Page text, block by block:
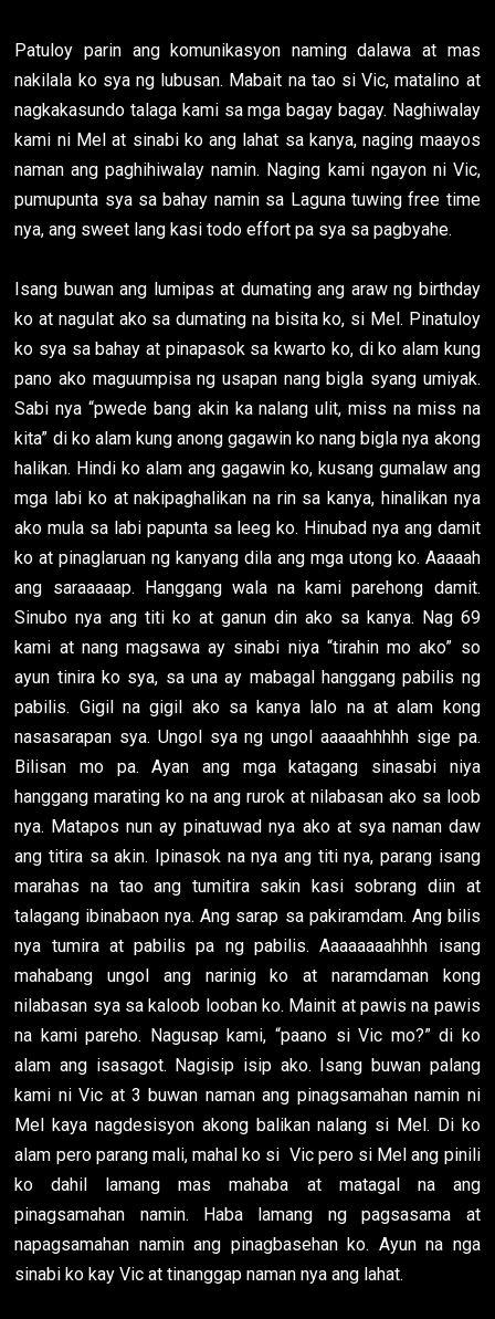
Patuloy parin ang komunikasyon naming dalawa at mas
nakilala ko sya ng lubusan. Mabait na tao si Vic, matalino at
nagkakasundo talaga kami sa mga bagay bagay. Naghiwalay
kami ni Mel at sinabi ko ang lahat sa kanya, naging maayos
naman ang paghihiwalay namin. Naging kami ngayon ni Vic,
pumupunta sya sa bahay namin sa Laguna tuwing free time
nya, ang sweet lang kasi todo effort pa sya sa pagbyahe.
Isang buwan ang lumipas at dumating ang araw ng birthday
ko at nagulat ako sa dumating na bisita ko, si Mel. Pinatuloy
ko sya sa bahay at pinapasok sa kwarto ko, di ko alam kung
pano ako maguumpisa ng usapan nang bigla syang umiyak.
Sabi nya “pwede bang akin ka nalang ulit, miss na miss na
kita” di ko alam kung anong gagawin ko nang bigla nya akong
halikan. Hindi ko alam ang gagawin ko, kusang gumalaw ang
mga labi ko at nakipaghalikan na rin sa kanya, hinalikan nya
ako mula sa labi papunta sa leeg ko. Hinubad nya ang damit
ko at pinaglaruan ng kanyang dila ang mga utong ko. Aaaaah
ang saraaaaap. Hanggang wala na kami parehong damit.
Sinubo nya ang titi ko at ganun din ako sa kanya. Nag 69
kami at nang magsawa ay sinabi niya “tirahin mo ako” so
ayun tinira ko sya, sa una ay mabagal hanggang pabilis ng
pabilis. Gigil na gigil ako sa kanya lalo na at alam kong
nasasarapan sya. Ungol sya ng ungol aaaaahhhhh sige pa.
Bilisan mo pa. Ayan ang mga katagang sinasabi niya
hanggang marating ko na ang rurok at nilabasan ako sa loob
nya. Matapos nun ay pinatuwad nya ako at sya naman daw
ang titira sa akin. Ipinasok na nya ang titi nya, parang isang
marahas na tao ang tumitira sakin kasi sobrang diin at
talagang ibinabaon nya. Ang sarap sa pakiramdam. Ang bilis
nya tumira at pabilis pa ng pabilis. Aaaaaaaahhhh isang
mahabang ungol ang narinig ko at naramdaman kong
nilabasan sya sa kaloob looban ko. Mainit at pawis na pawis
na kami pareho. Nagusap kami, “paano si Vic mo?” di ko
alam ang isasagot. Nagisip isip ako. Isang buwan palang
kami ni Vic at 3 buwan naman ang pinagsamahan namin ni
Mel kaya nagdesisyon akong balikan nalang si Mel. Di ko
alam pero parang mali, mahal ko si Vic pero si Mel ang pinili
ko dahil lamang mas mahaba at matagal na ang
pinagsamahan namin. Haba lamang ng pagsasama at
napagsamahan namin ang pinagbasehan ko. Ayun na nga
sinabi ko kay Vic at tinanggap naman nya ang lahat.